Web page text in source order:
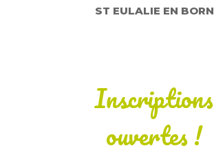
ST EULALIE EN BORN
Inscriptions
ouvertes !